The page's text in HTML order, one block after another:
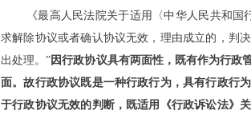
《最高人民法院关于适用〈中华人民共和
求解除协议或者确认协议无效，理由成立的，判
出处理。”因行政协议具有两面性，既有作为行政
面。故行政协议既是一种行政行为，具有行政行
于行政协议无效的判断，既适用《行政诉讼法》